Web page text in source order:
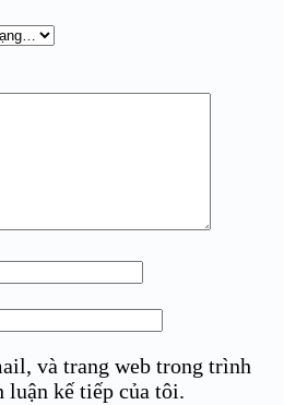
và trang web trong trình
luận kế tiếp của tôi.